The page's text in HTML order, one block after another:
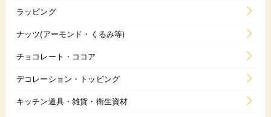
ラッピング
ナッツ(アーモンド・くるみ等)
チョコレート・ココア
デコレーション・トッピング
キッチン道具・雑貨・衛生資材